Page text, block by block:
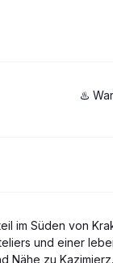
♨️
im Süden von
und einer
Nähe zu Kazimierz.